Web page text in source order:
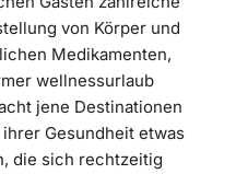
von Körper und
Medikamenten,
wellnessurlaub
jene Destinationen
Gesundheit etwas
die sich rechtzeitig